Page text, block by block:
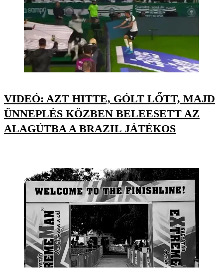
VIDEÓ: AZT HITTE, GÓLT LŐTT, MAJD
ÜNNEPLÉS KÖZBEN BELEESETT AZ
ALAGÚTBA A BRAZIL JÁTÉKOS